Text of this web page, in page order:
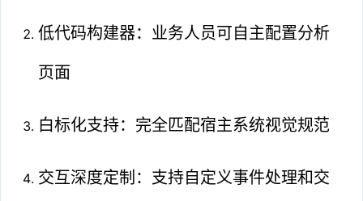
低代码构建器：业务人员可自主配置分析
页面
白标化支持：完全匹配宿主系统视觉规范
交互深度定制：支持自定义事件处理和交